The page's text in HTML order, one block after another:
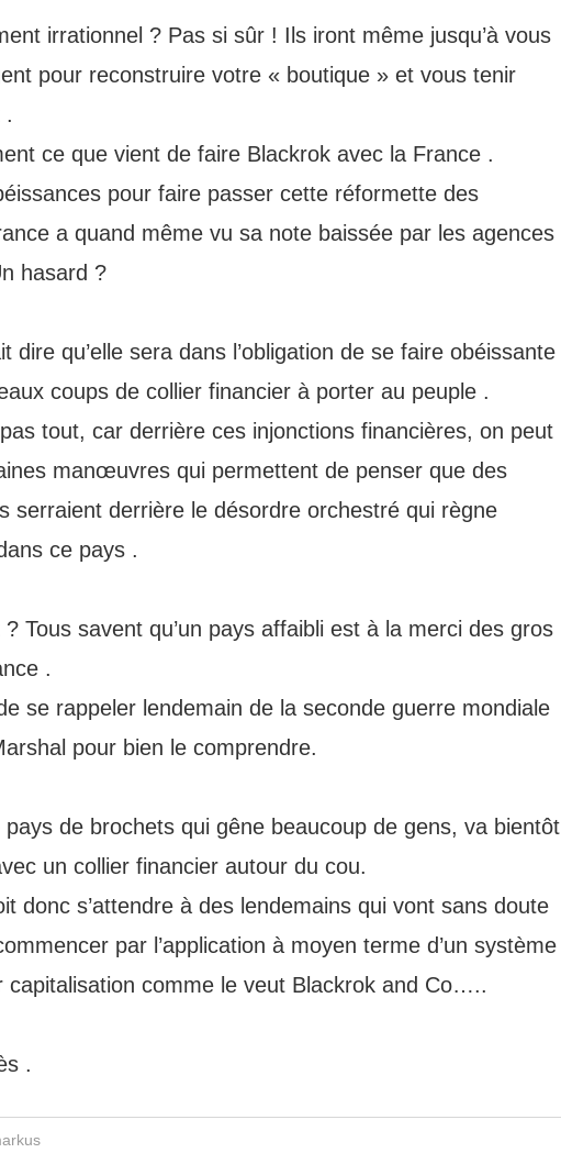
irrationnel ? Pas si sûr ! Ils iront même jusqu’à vous
pour reconstruire votre « boutique » et vous tenir
.
ce que vient de faire Blackrok avec la France .
pour faire passer cette réformette des
a quand même vu sa note baissée par les agences
hasard ?
dire qu’elle sera dans l’obligation de se faire obéissante
coups de collier financier à porter au peuple .
tout, car derrière ces injonctions financières, on peut
manœuvres qui permettent de penser que des
serraient derrière le désordre orchestré qui règne
ce pays .
Tous savent qu’un pays affaibli est à la merci des gros
.
se rappeler lendemain de la seconde guerre mondiale
pour bien le comprendre.
de brochets qui gêne beaucoup de gens, va bientôt
un collier financier autour du cou.
donc s’attendre à des lendemains qui vont sans doute
par l’application à moyen terme d’un système
capitalisation comme le veut Blackrok and Co…..
.